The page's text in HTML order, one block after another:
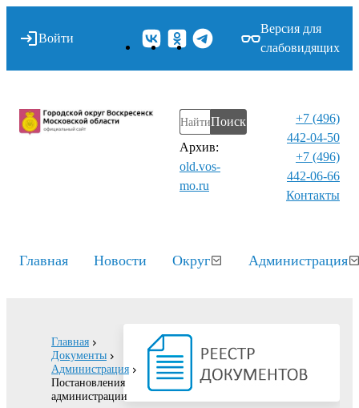
Войти
Версия для
слабовидящих
Поиск
Архив:
old.vos-
mo.ru
+7 (496)
442-04-50
+7 (496)
442-06-66
Контакты⁠
Главная Новости Округ Администрация
Главная
Документы
Администрация
Постановления
администрации